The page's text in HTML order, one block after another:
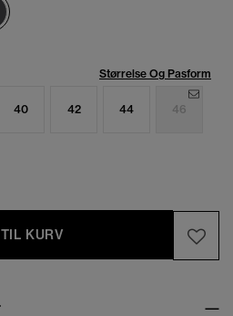
Størrelse Og Pasform
40 42 44 46
KURV